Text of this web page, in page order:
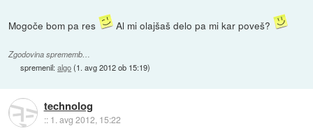
Mogoče bom pa res Al mi olajšaš delo pa mi kar poveš?
Zgodovina sprememb…
spremenil:algo(1. avg 2012 ob 15:19)
technolog
:: 1. avg 2012, 15:22